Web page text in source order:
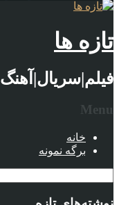
تازه ها
فیلم|سریال|آهنگ
Menu
خانه
برگه نمونه